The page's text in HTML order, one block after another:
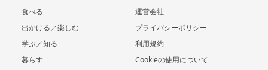
食べる
出かける／楽しむ
学ぶ／知る
暮らす
運営会社
プライバシーポリシー
利用規約
Cookieの使用について